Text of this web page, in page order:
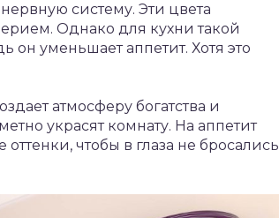
систему. Эти цвета
Однако для кухни такой
он уменьшает аппетит. Хотя это
атмосферу богатства и
украсят комнату. На аппетит
чтобы в глаза не бросались